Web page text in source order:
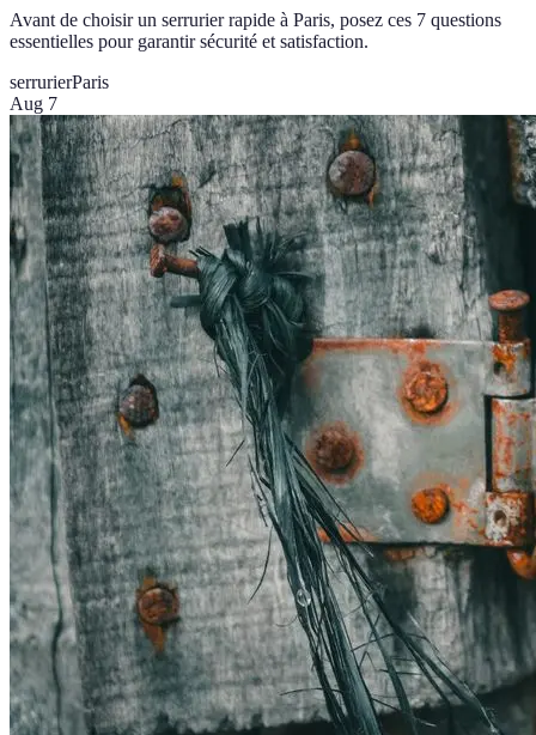
Avant de choisir un serrurier rapide à Paris, posez ces 7 questions
essentielles pour garantir sécurité et satisfaction.
serrurierParis
Aug 7